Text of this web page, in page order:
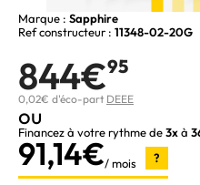
Marque : Sapphire
Ref constructeur : 11348-02-20G
844€95
0,02€ d'éco-part DEEE
ou
Financez à votre rythme de3xà
91,14€/ mois ?